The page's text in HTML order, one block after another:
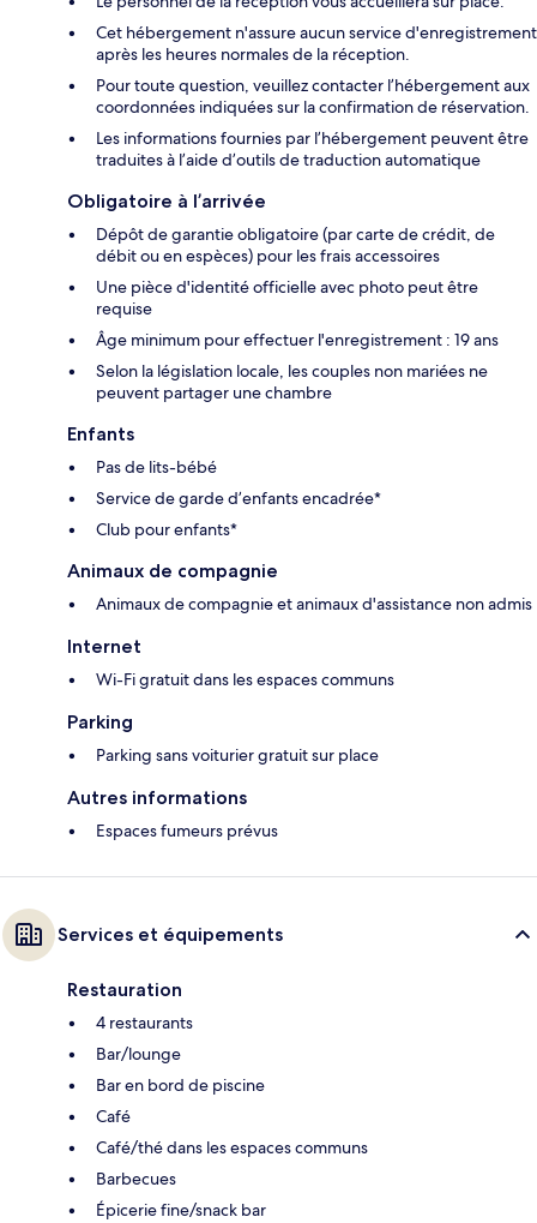
Cet hébergement n'assure aucun service d'enregistrement
après les heures normales de la réception.
Pour toute question, veuillez contacter l’hébergement aux
coordonnées indiquées sur la confirmation de réservation.
Les informations fournies par l’hébergement peuvent être
traduites à l’aide d’outils de traduction automatique
Obligatoire à l’arrivée
Dépôt de garantie obligatoire (par carte de crédit, de
débit ou en espèces) pour les frais accessoires
Une pièce d'identité officielle avec photo peut être
requise
Âge minimum pour effectuer l'enregistrement : 19 ans
Selon la législation locale, les couples non mariées ne
peuvent partager une chambre
Enfants
Pas de lits-bébé
Service de garde d’enfants encadrée*
Club pour enfants*
Animaux de compagnie
Animaux de compagnie et animaux d'assistance non admis
Internet
Wi-Fi gratuit dans les espaces communs
Parking
Parking sans voiturier gratuit sur place
Autres informations
Espaces fumeurs prévus
Services et équipements
Restauration
4 restaurants
Bar/lounge
Bar en bord de piscine
Café
Café/thé dans les espaces communs
Barbecues
Épicerie fine/snack bar